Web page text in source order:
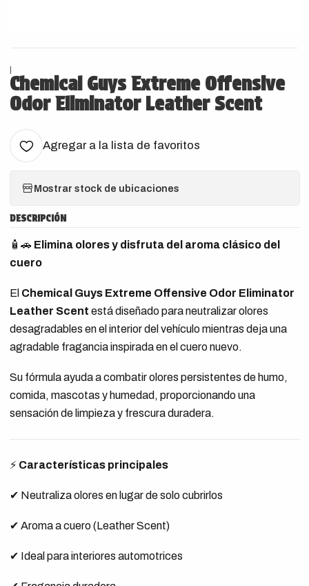
|
Chemical Guys Extreme Offensive
Odor Eliminator Leather Scent
Agregar a la lista de favoritos
Mostrar stock de ubicaciones
DESCRIPCIÓN
🧴🚗 Elimina olores y disfruta del aroma clásico del
cuero
El Chemical Guys Extreme Offensive Odor Eliminator
Leather Scent está diseñado para neutralizar olores
desagradables en el interior del vehículo mientras deja una
agradable fragancia inspirada en el cuero nuevo.
Su fórmula ayuda a combatir olores persistentes de humo,
comida, mascotas y humedad, proporcionando una
sensación de limpieza y frescura duradera.
⚡ Características principales
✔ Neutraliza olores en lugar de solo cubrirlos
✔ Aroma a cuero (Leather Scent)
✔ Ideal para interiores automotrices